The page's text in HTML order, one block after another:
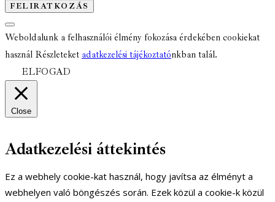
Weboldalunk a felhasználói élmény fokozása érdekében cookiekat
használ Részleteket adatkezelési tájékoztatónkban talál.
ELFOGAD
Close
Adatkezelési áttekintés
Ez a webhely cookie-kat használ, hogy javítsa az élményt a
webhelyen való böngészés során. Ezek közül a cookie-k közül